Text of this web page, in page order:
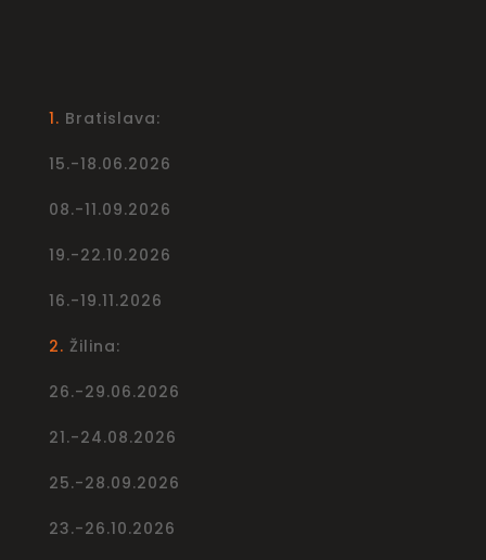
1. Bratislava:
15.-18.06.2026
08.-11.09.2026
19.-22.10.2026
16.-19.11.2026
2. Žilina:
26.-29.06.2026
21.-24.08.2026
25.-28.09.2026
23.-26.10.2026